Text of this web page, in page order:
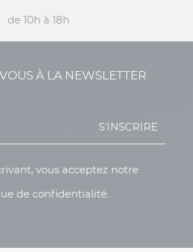
de 10h à 18h
À LA NEWSLETTER
S'INSCRIRE
vous acceptez notre
de confidentialité.